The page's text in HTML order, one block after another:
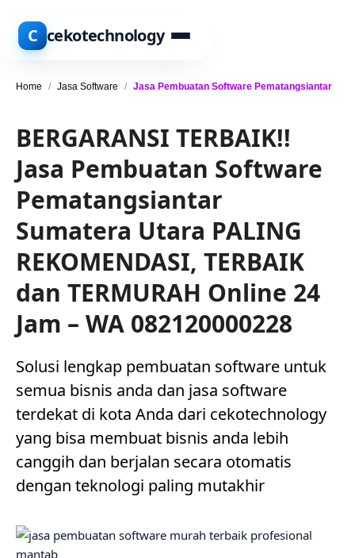
C cekotechnology
Home / Jasa Software / Jasa Pembuatan Software Pematangsiantar
BERGARANSI TERBAIK!!
Jasa Pembuatan Software
Pematangsiantar
Sumatera Utara PALING
REKOMENDASI, TERBAIK
dan TERMURAH Online 24
Jam – WA 082120000228
Solusi lengkap pembuatan software untuk
semua bisnis anda dan jasa software
terdekat di kota Anda dari cekotechnology
yang bisa membuat bisnis anda lebih
canggih dan berjalan secara otomatis
dengan teknologi paling mutakhir